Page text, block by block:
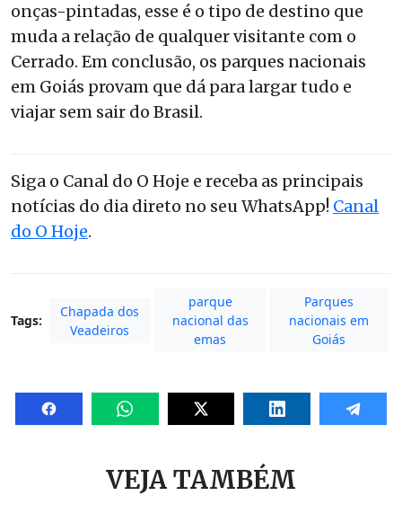
onças-pintadas, esse é o tipo de destino que
muda a relação de qualquer visitante com o
Cerrado. Em conclusão, os parques nacionais
em Goiás provam que dá para largar tudo e
viajar sem sair do Brasil.
Siga o Canal do O Hoje e receba as principais
notícias do dia direto no seu WhatsApp! Canal
do O Hoje.
Tags:
Chapada dos
Veadeiros
parque
nacional das
emas
Parques
nacionais em
Goiás
VEJA TAMBÉM